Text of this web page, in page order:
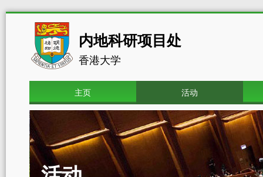
内地科研项目处
香港大学
主页 活动